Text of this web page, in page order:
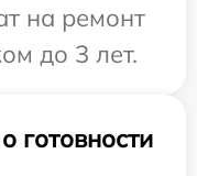
на ремонт
до 3 лет.
готовности